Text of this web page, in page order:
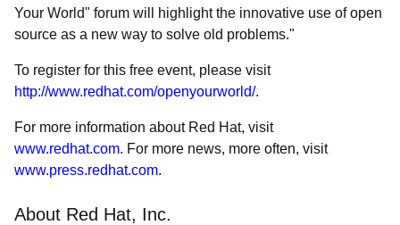
Your World" forum will highlight the innovative use of open
source as a new way to solve old problems."
To register for this free event, please visit
http://www.redhat.com/openyourworld/.
For more information about Red Hat, visit
www.redhat.com. For more news, more often, visit
www.press.redhat.com.
About Red Hat, Inc.